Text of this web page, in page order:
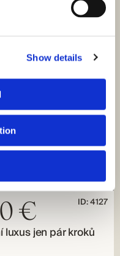
Show details
PŘEDSTAVENÍ
€ ID: 4127
luxus jen pár kroků